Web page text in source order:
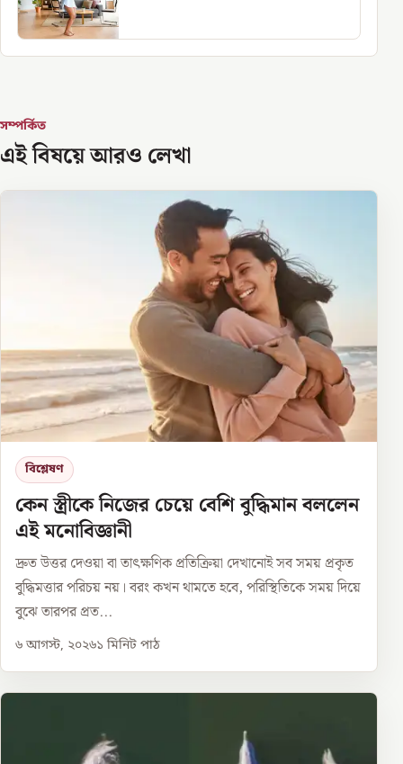
সম্পর্কিত
এই বিষয়ে আরও লেখা
বিশ্লেষণ
কেন স্ত্রীকে নিজের চেয়ে বেশি বুদ্ধিমান বললেন
এই মনোবিজ্ঞানী
দ্রুত উত্তর দেওয়া বা তাৎক্ষণিক প্রতিক্রিয়া দেখানোই সব সময় প্রকৃত
বুদ্ধিমত্তার পরিচয় নয়। বরং কখন থামতে হবে, পরিস্থিতিকে সময় দিয়ে
বুঝে তারপর প্রত...
৬ আগস্ট, ২০২৬১ মিনিট পাঠ